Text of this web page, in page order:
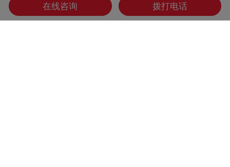
在线咨询 拨打电话